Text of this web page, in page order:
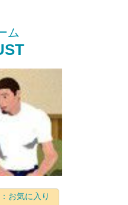
ム
お気に入り